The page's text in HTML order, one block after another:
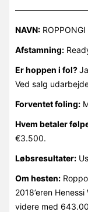
NAVN:ROPPONGI
Afstamning:
Er hoppen i fol?
Ved salg
Forventet foling:
Hvem betaler
€3.500.
Løbsresultater:
Om hesten:
2018’eren
videre med